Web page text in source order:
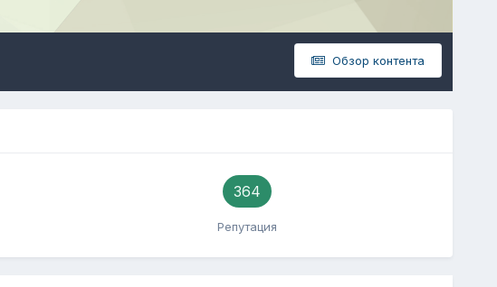
Обзор контента
364
Репутация